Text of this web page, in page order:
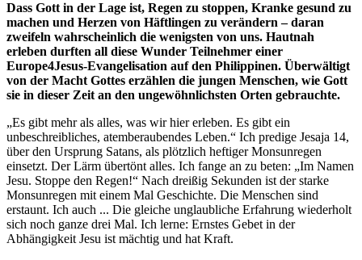
Dass Gott in der Lage ist, Regen zu stoppen, Kranke gesund zu
machen und Herzen von Häftlingen zu verändern – daran
zweifeln wahrscheinlich die wenigsten von uns. Hautnah
erleben durften all diese Wunder Teilnehmer einer
Europe4Jesus-Evangelisation auf den Philippinen. Überwältigt
von der Macht Gottes erzählen die jungen Menschen, wie Gott
sie in dieser Zeit an den ungewöhnlichsten Orten gebrauchte.
„Es gibt mehr als alles, was wir hier erleben. Es gibt ein
unbeschreibliches, atemberaubendes Leben.“ Ich predige Jesaja 14,
über den Ursprung Satans, als plötzlich heftiger Monsunregen
einsetzt. Der Lärm übertönt alles. Ich fange an zu beten: „Im Namen
Jesu. Stoppe den Regen!“ Nach dreißig Sekunden ist der starke
Monsunregen mit einem Mal Geschichte. Die Menschen sind
erstaunt. Ich auch ... Die gleiche unglaubliche Erfahrung wiederholt
sich noch ganze drei Mal. Ich lerne: Ernstes Gebet in der
Abhängigkeit Jesu ist mächtig und hat Kraft.